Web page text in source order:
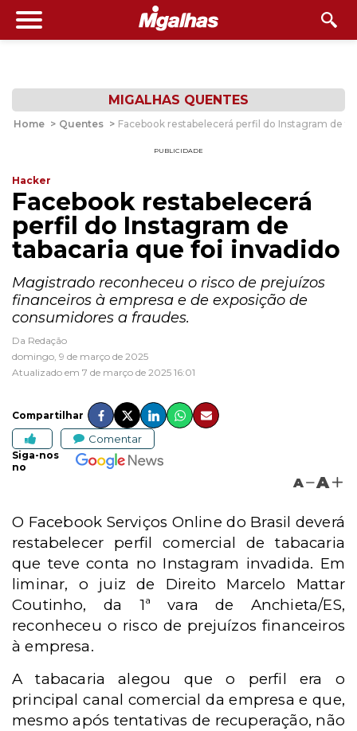
MIGALHAS QUENTES
Home > Quentes > Facebook restabelecerá perfil do Instagram de
PUBLICIDADE
Hacker
Facebook restabelecerá
perfil do Instagram de
tabacaria que foi invadido
Magistrado reconheceu o risco de prejuízos
financeiros à empresa e de exposição de
consumidores a fraudes.
Da Redação
domingo, 9 de março de 2025
Atualizado em 7 de março de 2025 16:01
Compartilhar
Comentar
Siga-nos
no
A A
O Facebook Serviços Online do Brasil deverá
restabelecer perfil comercial de tabacaria
que teve conta no Instagram invadida. Em
liminar, o juiz de Direito Marcelo Mattar
Coutinho, da 1ª vara de Anchieta/ES,
reconheceu o risco de prejuízos financeiros
à empresa.
A tabacaria alegou que o perfil era o
principal canal comercial da empresa e que,
mesmo após tentativas de recuperação, não